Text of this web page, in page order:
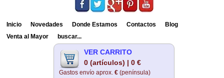
Inicio Novedades Donde Estamos Contactos
Blog
Venta al Mayor
buscar...
VER CARRITO
0 (artículos) | 0 €
Gastos envío aprox. € (península)